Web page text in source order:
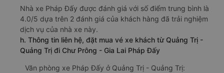
Nhà xe Pháp Đấy được đánh giá với số điểm trung bình là
4.0/5 dựa trên 2 đánh giá của khách hàng đã trải nghiệm
dịch vụ của nhà xe này.
h. Thông tin liên hệ, đặt mua vé xe khách từ Quảng Trị -
Quảng Trị đi Chư Prông - Gia Lai Pháp Đấy
Văn phòng xe Pháp Đấy ở Quảng Trị - Quảng Trị: